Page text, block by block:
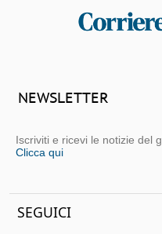
NEWSLETTER
Iscriviti e ricevi le notizie del
Clicca qui
SEGUICI